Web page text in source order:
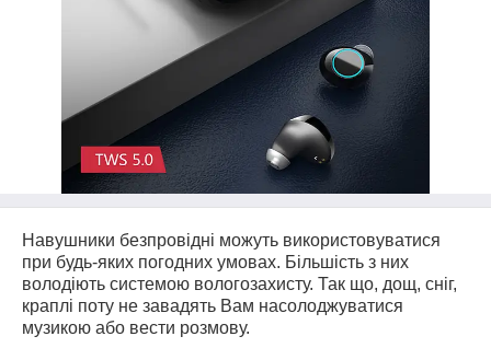
Навушники безпровідні можуть використовуватися
при будь-яких погодних умовах. Більшість з них
володіють системою вологозахисту. Так що, дощ, сніг,
краплі поту не завадять Вам насолоджуватися
музикою або вести розмову.